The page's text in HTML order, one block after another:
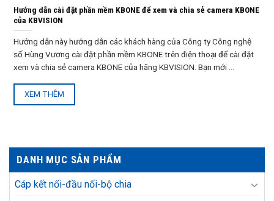
Hướng dẫn cài đặt phần mềm KBONE để xem và chia sẻ camera KBONE
của KBVISION
Hướng dẫn này hướng dẫn các khách hàng của Công ty Công nghệ
số Hùng Vương cài đặt phần mềm KBONE trên điện thoại để cài đặt
xem và chia sẻ camera KBONE của hãng KBVISION. Bạn mới ...
XEM THÊM
DANH MỤC SẢN PHẨM
Cáp kết nối-đầu nối-bộ chia